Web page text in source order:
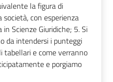
la figura di
con esperienza
Scienze Giuridiche; 5. Si
da intendersi i punteggi
e come verranno
e porgiamo